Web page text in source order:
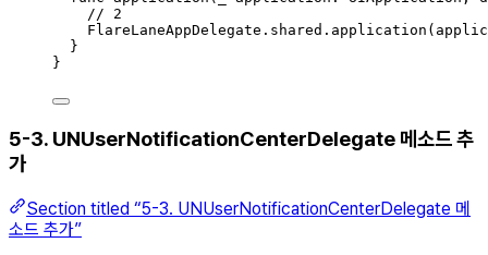
// 2
FlareLaneAppDelegate. shared . application (
}
}
5-3. UNUserNotificationCenterDelegate 메소드 추
가
Section titled “5-3. UNUserNotificationCenterDelegate 메
소드 추가”